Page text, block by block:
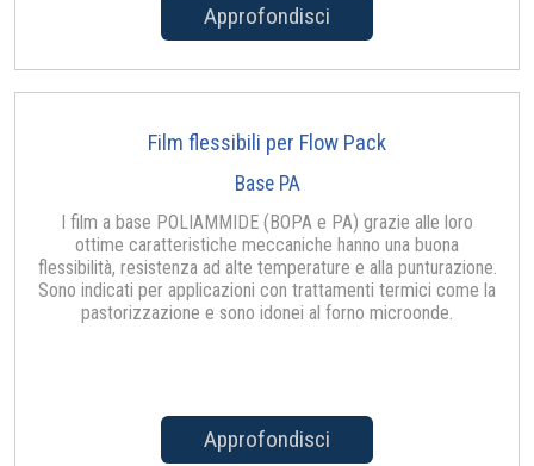
Approfondisci
Film flessibili per Flow Pack
Base PA
I film a base POLIAMMIDE (BOPA e PA) grazie alle loro
ottime caratteristiche meccaniche hanno una buona
flessibilità, resistenza ad alte temperature e alla punturazione.
Sono indicati per applicazioni con trattamenti termici come la
pastorizzazione e sono idonei al forno microonde.
Approfondisci